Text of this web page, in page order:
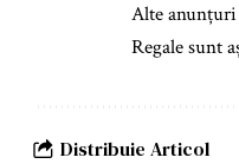
Alte anunțuri
Regale sunt
Distribuie Articol